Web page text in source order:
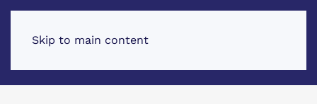
Skip to main content